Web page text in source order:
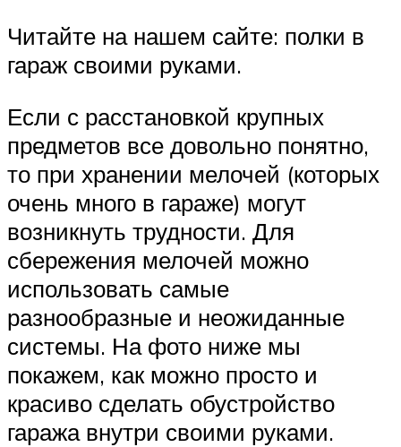
Читайте на нашем сайте: полки в
гараж своими руками.
Если с расстановкой крупных
предметов все довольно понятно,
то при хранении мелочей (которых
очень много в гараже) могут
возникнуть трудности. Для
сбережения мелочей можно
использовать самые
разнообразные и неожиданные
системы. На фото ниже мы
покажем, как можно просто и
красиво сделать обустройство
гаража внутри своими руками.